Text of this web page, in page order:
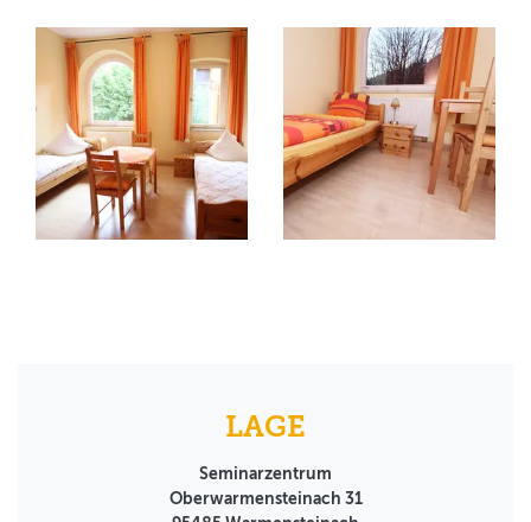
LAGE
Seminarzentrum
Oberwarmensteinach 31